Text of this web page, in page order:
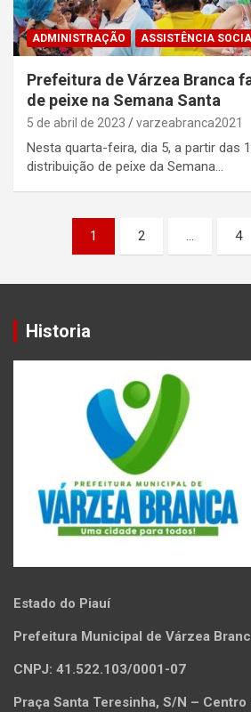
ADMINISTRAÇÃO ASSISTÊNCIA
Prefeitura de Várzea Branca
de peixe na Semana Santa
5 de abril de 2023 varzeabranca2021
Nesta quarta-feira, dia 5, a partir das
distribuição de peixe da Semana…
Paginação
posts
1 2 … 4
Historia
Estado do Piauí
Prefeitura Municipal de Várzea
CNPJ: 41.522.103/0001-07
Praça Santa Teresinha, S/N – Centro